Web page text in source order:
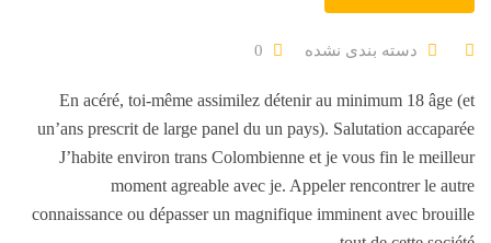
دسته بندی نشده 0
En acéré, toi-même assimilez détenir au minimum 18 âge (et
un’ans prescrit de large panel du un pays). Salutation accaparée
J’habite environ trans Colombienne et je vous fin le meilleur
moment agreable avec je. Appeler rencontrer le autre
connaissance ou dépasser un magnifique imminent avec brouille